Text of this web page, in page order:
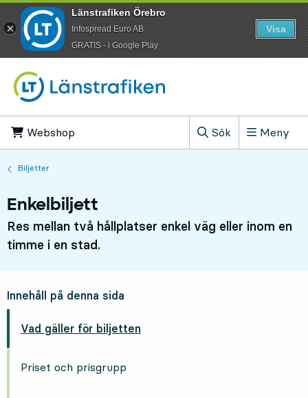
Webshop
Sök
, Visa sökfältet
Meny
Biljetter
Enkelbiljett
Res mellan två hållplatser enkel väg eller inom en
timme i en stad.
Innehåll på denna sida
Vad gäller för biljetten
Priset och prisgrupp
Länstrafiken Örebro
Infospread Euro AB
​GRATIS - i Google Play
Visa